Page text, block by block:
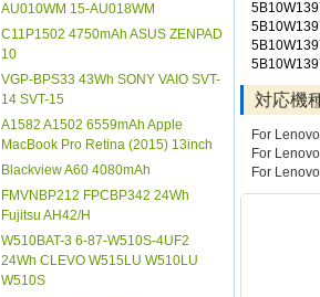
AU010WM 15-AU018WM
C11P1502 4750mAh ASUS ZENPAD
10
VGP-BPS33 43Wh SONY VAIO SVT-
14 SVT-15
A1582 A1502 6559mAh Apple
MacBook Pro Retina (2015) 13inch
Blackview A60 4080mAh
FMVNBP212 FPCBP342 24Wh
Fujitsu AH42/H
W510BAT-3 6-87-W510S-4UF2
24Wh CLEVO W515LU W510LU
W510S
対応機
For
For
For